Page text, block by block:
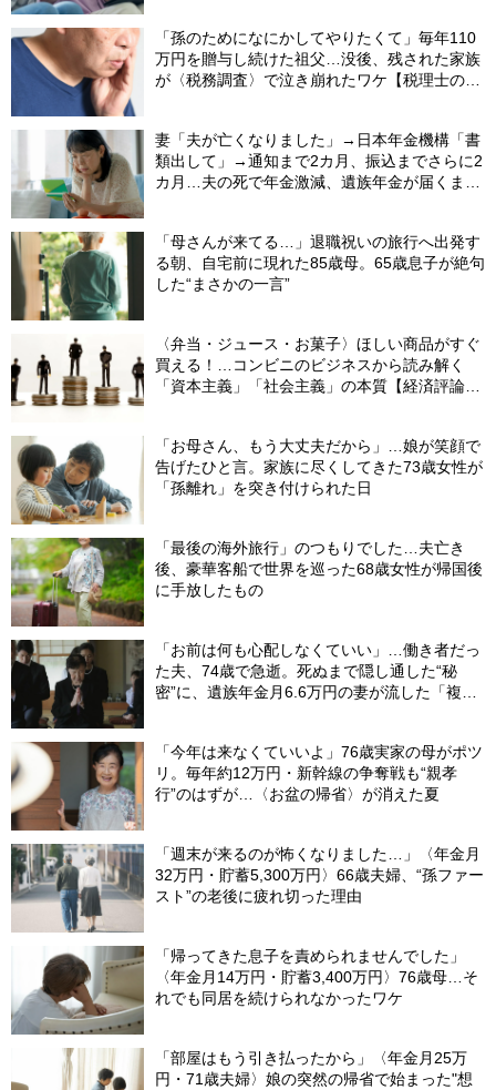
「孫のためになにかしてやりたくて」毎年110
万円を贈与し続けた祖父…没後、残された家族
が〈税務調査〉で泣き崩れたワケ【税理士の助
妻「夫が亡くなりました」→日本年金機構「書
類出して」→通知まで2カ月、振込までさらに2
カ月…夫の死で年金激減、遺族年金が届くまで
「母さんが来てる…」退職祝いの旅行へ出発す
る朝、自宅前に現れた85歳母。65歳息子が絶句
した“まさかの一言”
〈弁当・ジュース・お菓子〉ほしい商品がすぐ
買える！…コンビニのビジネスから読み解く
「資本主義」「社会主義」の本質【経済評論家
「お母さん、もう大丈夫だから」…娘が笑顔で
告げたひと言。家族に尽くしてきた73歳女性が
「孫離れ」を突き付けられた日
「最後の海外旅行」のつもりでした…夫亡き
後、豪華客船で世界を巡った68歳女性が帰国後
に手放したもの
「お前は何も心配しなくていい」…働き者だっ
た夫、74歳で急逝。死ぬまで隠し通した“秘
密”に、遺族年金月6.6万円の妻が流した「複雑
「今年は来なくていいよ」76歳実家の母がポツ
リ。毎年約12万円・新幹線の争奪戦も“親孝
行”のはずが…〈お盆の帰省〉が消えた夏
「週末が来るのが怖くなりました…」〈年金月
32万円・貯蓄5,300万円〉66歳夫婦、“孫ファー
スト”の老後に疲れ切った理由
「帰ってきた息子を責められませんでした」
〈年金月14万円・貯蓄3,400万円〉76歳母…そ
れでも同居を続けられなかったワケ
「部屋はもう引き払ったから」〈年金月25万
円・71歳夫婦〉娘の突然の帰省で始まった"想